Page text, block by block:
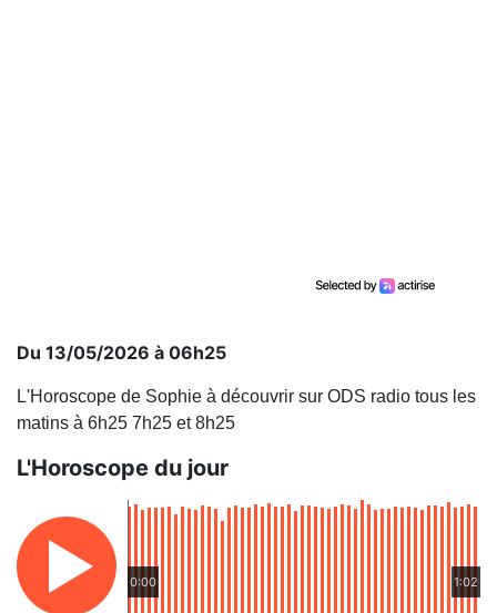
Du 13/05/2026 à 06h25
L'Horoscope de Sophie à découvrir sur ODS radio tous les
matins à 6h25 7h25 et 8h25
L'Horoscope du jour
0:00 1:02